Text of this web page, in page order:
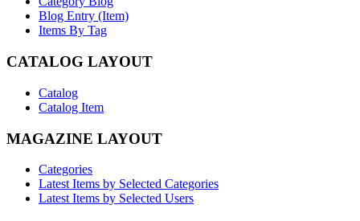
Blog Entry (Item)
Items By Tag
CATALOG LAYOUT
Catalog
Catalog Item
MAGAZINE LAYOUT
Categories
Latest Items by Selected Categories
Latest Items by Selected Users